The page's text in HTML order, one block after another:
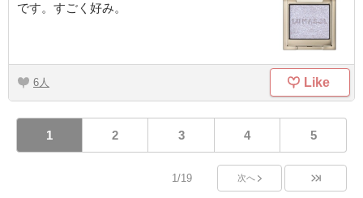
です。すごく好み。
6 Like
1 2 3 4 5
1/19 次へ